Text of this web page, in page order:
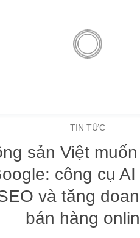
TIN TỨC
sản Việt
công cụ
và tăng
bán hàng